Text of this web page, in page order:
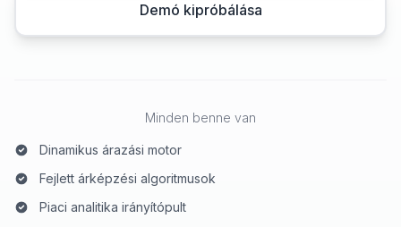
Demó kipróbálása
Minden benne van
Dinamikus árazási motor
Fejlett árképzési algoritmusok
Piaci analitika irányítópult